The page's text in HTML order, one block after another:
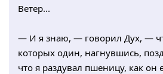
Ветер...
— И я знаю, — говорил Дух, —
которых один, нагнувшись,
что я раздувал пшеницу, как он